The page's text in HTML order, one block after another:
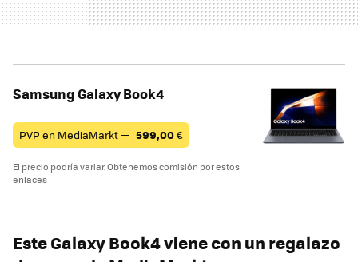
Samsung Galaxy Book4
PVP en MediaMarkt — 599,00€
El precio podría variar. Obtenemos comisión por estos
enlaces
Este Galaxy Book4 viene con un regalazo